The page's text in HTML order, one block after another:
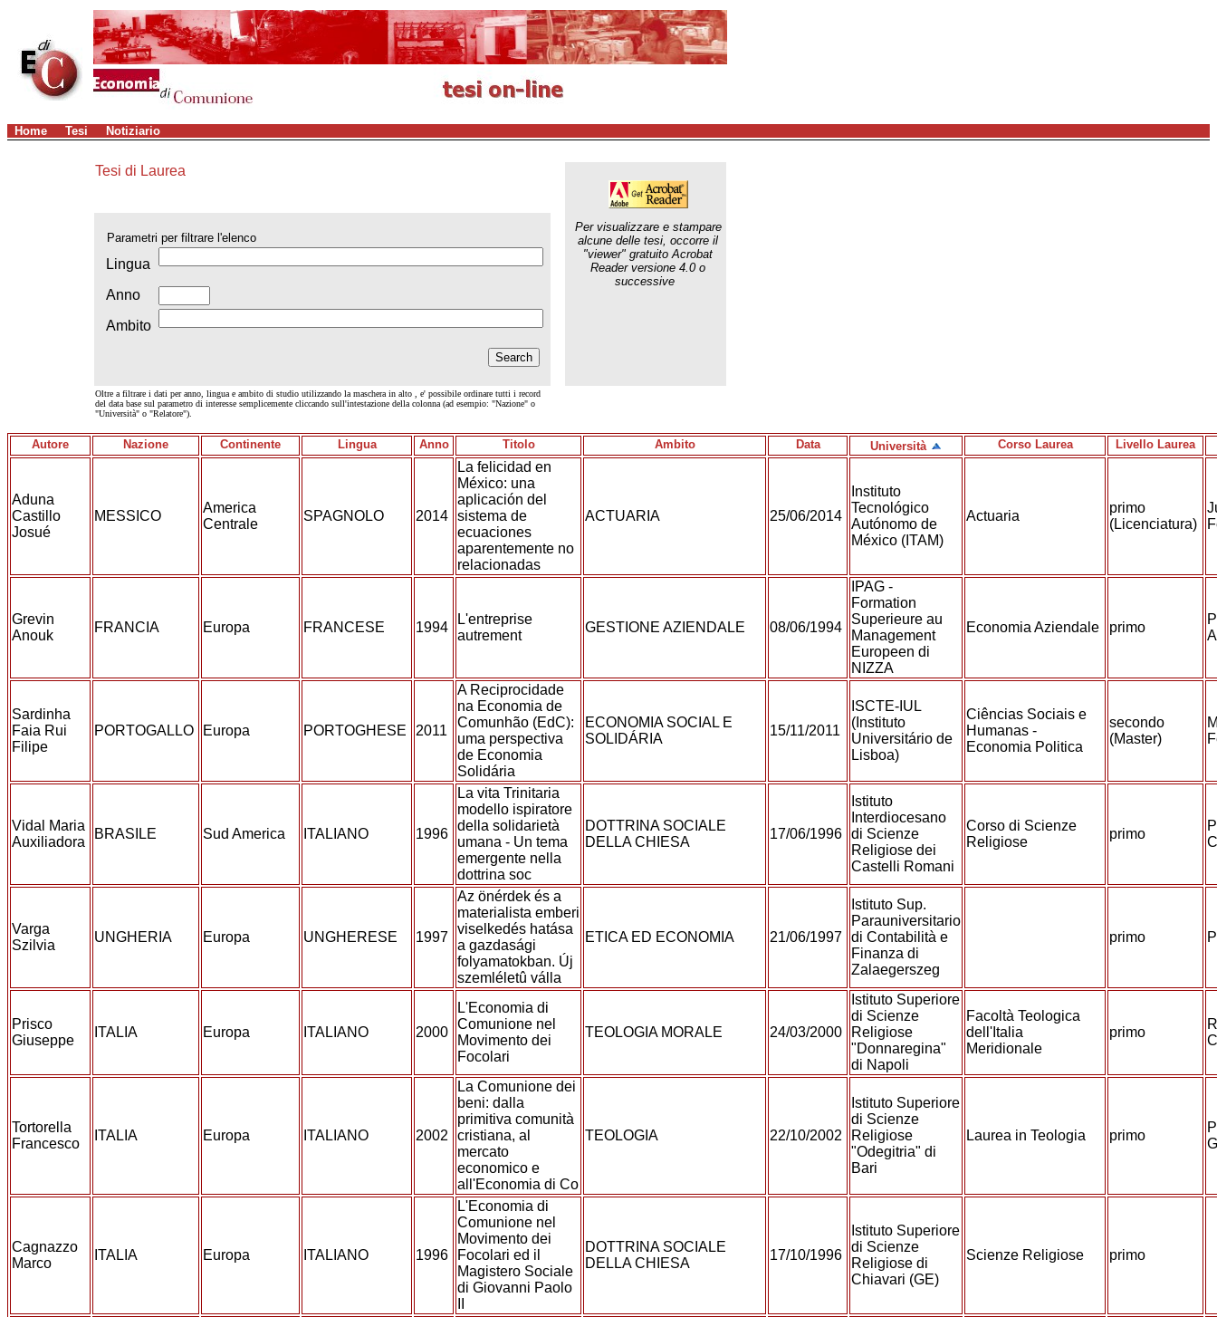
Home Tesi Notiziario
Tesi di Laurea
Per visualizzare e stampare
alcune delle tesi, occorre il
"viewer" gratuito Acrobat
Reader versione 4.0 o
successive
Parametri per filtrare l'elenco
Lingua
Anno
Ambito
Oltre a filtrare i dati per anno, lingua e ambito di studio utilizzando la maschera in alto , e' possibile ordinare tutti i record
del data base sul parametro di interesse semplicemente cliccando sull'intestazione della colonna (ad esempio: "Nazione" o
"Università" o "Relatore").
Autore Nazione Continente Lingua Anno Titolo Ambito Data Università Corso Laurea Livello Laurea
Aduna
Castillo
Josué
MESSICO
America
Centrale
SPAGNOLO 2014
La felicidad en
México: una
aplicación del
sistema de
ecuaciones
aparentemente no
relacionadas
ACTUARIA 25/06/2014
Instituto
Tecnológico
Autónomo de
México (ITAM)
Actuaria
primo
(Licenciatura)
Grevin
Anouk
FRANCIA Europa FRANCESE 1994
L'entreprise
autrement
GESTIONE AZIENDALE 08/06/1994
IPAG -
Formation
Superieure au
Management
Europeen di
NIZZA
Economia Aziendale primo
Sardinha
Faia Rui
Filipe
PORTOGALLO Europa PORTOGHESE 2011
A Reciprocidade
na Economia de
Comunhão (EdC):
uma perspectiva
de Economia
Solidária
ECONOMIA SOCIAL E
SOLIDÁRIA
15/11/2011
ISCTE-IUL
(Instituto
Universitário de
Lisboa)
Ciências Sociais e
Humanas -
Economia Politica
secondo
(Master)
Vidal Maria
Auxiliadora
BRASILE Sud America ITALIANO 1996
La vita Trinitaria
modello ispiratore
della solidarietà
umana - Un tema
emergente nella
dottrina soc
DOTTRINA SOCIALE
DELLA CHIESA
17/06/1996
Istituto
Interdiocesano
di Scienze
Religiose dei
Castelli Romani
Corso di Scienze
Religiose
primo
Varga
Szilvia
UNGHERIA Europa UNGHERESE 1997
Az önérdek és a
materialista emberi
viselkedés hatása
a gazdasági
folyamatokban. Új
szemléletû válla
ETICA ED ECONOMIA 21/06/1997
Istituto Sup.
Parauniversitario
di Contabilità e
Finanza di
Zalaegerszeg
primo
Prisco
Giuseppe
ITALIA Europa ITALIANO 2000
L'Economia di
Comunione nel
Movimento dei
Focolari
TEOLOGIA MORALE 24/03/2000
Istituto Superiore
di Scienze
Religiose
"Donnaregina"
di Napoli
Facoltà Teologica
dell'Italia
Meridionale
primo
Tortorella
Francesco
ITALIA Europa ITALIANO 2002
La Comunione dei
beni: dalla
primitiva comunità
cristiana, al
mercato
economico e
all'Economia di Co
TEOLOGIA 22/10/2002
Istituto Superiore
di Scienze
Religiose
"Odegitria" di
Bari
Laurea in Teologia primo
Cagnazzo
Marco
ITALIA Europa ITALIANO 1996
L'Economia di
Comunione nel
Movimento dei
Focolari ed il
Magistero Sociale
di Giovanni Paolo
DOTTRINA SOCIALE
DELLA CHIESA
17/10/1996
Istituto Superiore
di Scienze
Religiose di
Chiavari (GE)
Scienze Religiose primo